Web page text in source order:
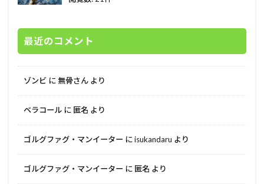
最近のコメント
ゾンビ に 無骨さん より
ベラコール に 匿名 より
ゴルグファグ・マンイーター にisukandaru より
ゴルグファグ・マンイーター に 匿名 より